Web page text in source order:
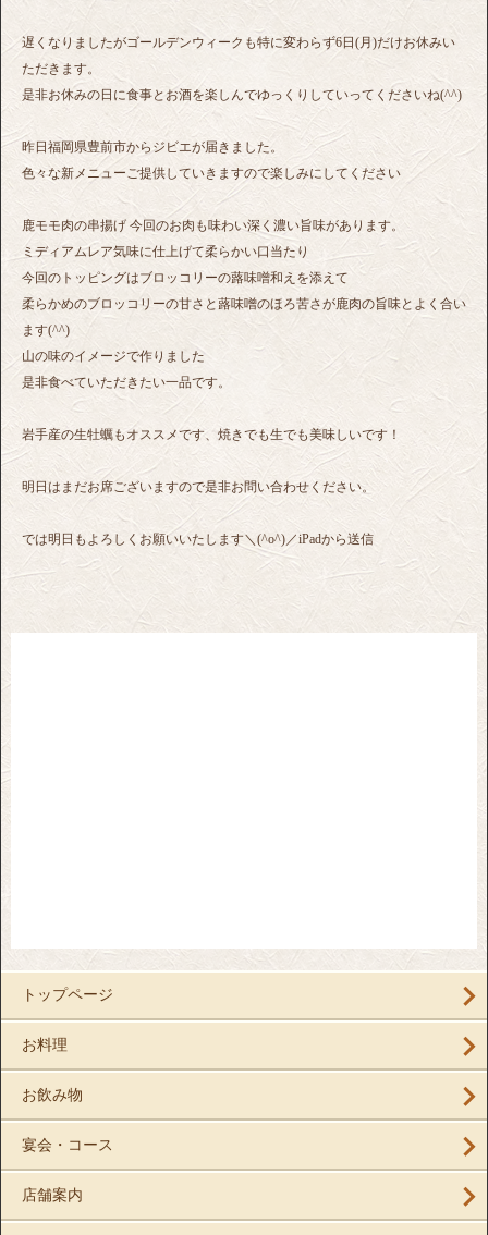
遅くなりましたがゴールデンウィークも特に変わらず6日(月)だけお休みい
ただきます。
是非お休みの日に食事とお酒を楽しんでゆっくりしていってくださいね(^^)
昨日福岡県豊前市からジビエが届きました。
色々な新メニューご提供していきますので楽しみにしてください
鹿モモ肉の串揚げ 今回のお肉も味わい深く濃い旨味があります。
ミディアムレア気味に仕上げて柔らかい口当たり
今回のトッピングはブロッコリーの蕗味噌和えを添えて
柔らかめのブロッコリーの甘さと蕗味噌のほろ苦さが鹿肉の旨味とよく合い
ます(^^)
山の味のイメージで作りました
是非食べていただきたい一品です。
岩手産の生牡蠣もオススメです、焼きでも生でも美味しいです！
明日はまだお席ございますので是非お問い合わせください。
では明日もよろしくお願いいたします＼(^o^)／iPadから送信
トップページ
お料理
お飲み物
宴会・コース
店舗案内